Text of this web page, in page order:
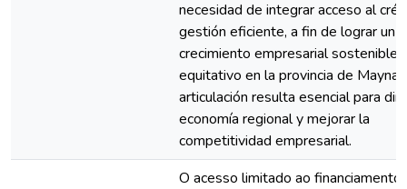
necesidad de integrar acceso al
gestión eficiente, a fin de lograr un
crecimiento empresarial sostenible
equitativo en la provincia de
articulación resulta esencial para
economía regional y mejorar la
competitividad empresarial.
O acesso limitado ao financiamento